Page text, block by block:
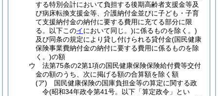
する特別会計において負担する後期高齢者支援金等及
び病床転換支援金等、介護納付金並びに子ども・子育
て支援納付金の納付に要する費用に充てる部分に限
る。以下このイにおいて同じ。)に係るものを除く。)
及び同条の規定により貸し付けられる貸付金(国民健康
保険事業費納付金の納付に要する費用に係るものを除
く。)の額
ウ
法第75条の2第1項の国民健康保険保険給付費等交付
金の額のうち、次に掲げる額の合算額を除く額
(ア)
国民健康保険の国庫負担金等の算定に関する政
令(昭和34年政令第41号。以下「算定政令」とい